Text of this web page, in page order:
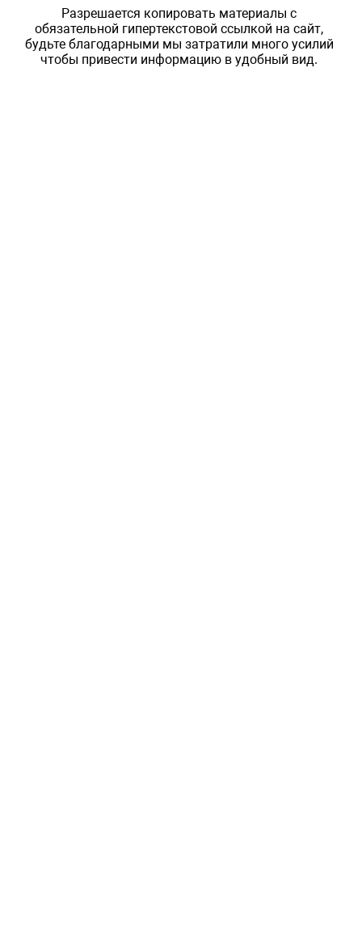
Разрешается копировать материалы с
обязательной гипертекстовой ссылкой на сайт,
будьте благодарными мы затратили много усилий
чтобы привести информацию в удобный вид.